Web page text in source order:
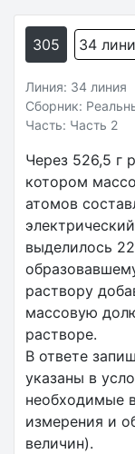
305 34
Линия: 34 линия
Сборник:
Часть: Часть 2
Через 526,5 г
котором
атомов
выделилось
раствору
массовую
растворе.
В ответе
указаны в
необходимые
измерения и
величин).